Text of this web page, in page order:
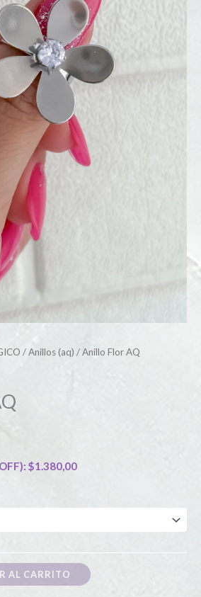
/Anillos (aq) / Anillo Flor AQ
$1.380,00
AL CARRITO